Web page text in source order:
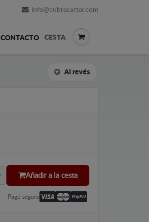
info@cubrecarter.com
CONTACTO CESTA
Al revés
Añadir a la cesta
Pago seguro